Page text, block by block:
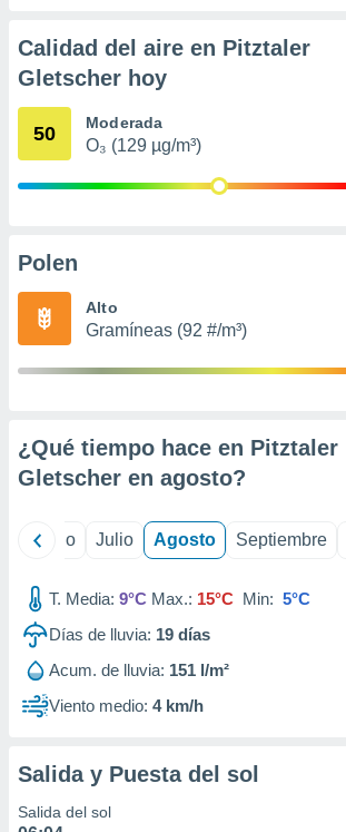
e
publicidad
1199
Calidad del aire en Pitztaler
Gletscher hoy
50 Moderada
O₃ (129 µg/m³)
Polen
Alto
Gramíneas (92 #/m³)
¿Qué tiempo hace en Pitztaler
Gletscher en agosto?
Junio Julio Agosto Septiembre
T. Media: 9°C Max.: 15°C Min: 5°C
Días de lluvia: 19 días
Acum. de lluvia: 151 l/m²
Viento medio: 4 km/h
Salida y Puesta del sol
Salida del sol